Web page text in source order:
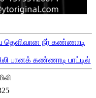
தெளிவான நீர் கண்ணாடி
பானக் கண்ணாடி பாட்டில்